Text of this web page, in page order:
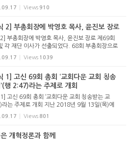
여 유안건을 다뤘다. 유안건은 68회 총회가 상비
학대학원 교수회에 맡긴 안건들이다. 미래정책연
Views 910
2] 부총회장에 박영호 목사, 윤진보 장로
2] 부총회장에 박영호 목사, 윤진보 장로 제69회
각 재단 이사가 선출되었다. 68회 부총회장으로
목사가 69회 총회장에 선출되었으며, 임원 선거
부총회장을 제외한 나머지 임원은 단독입후보로
Views 1039
1] 고신 69회 총회 ‘교회다운 교회 칭송
행 2:47)라는 주제로 개회
고신 69회 총회 ‘교회다운 교회 칭송받는 교
라는 주제로 개회 지난 2018년 9월 13일(목)에
던, 대한예수교장로회 고신 총회가 2019년 9월
후 3시 고려신학대학원(충남 천안시 삼룡동 소재)
Views 801
개혁정론과 함께